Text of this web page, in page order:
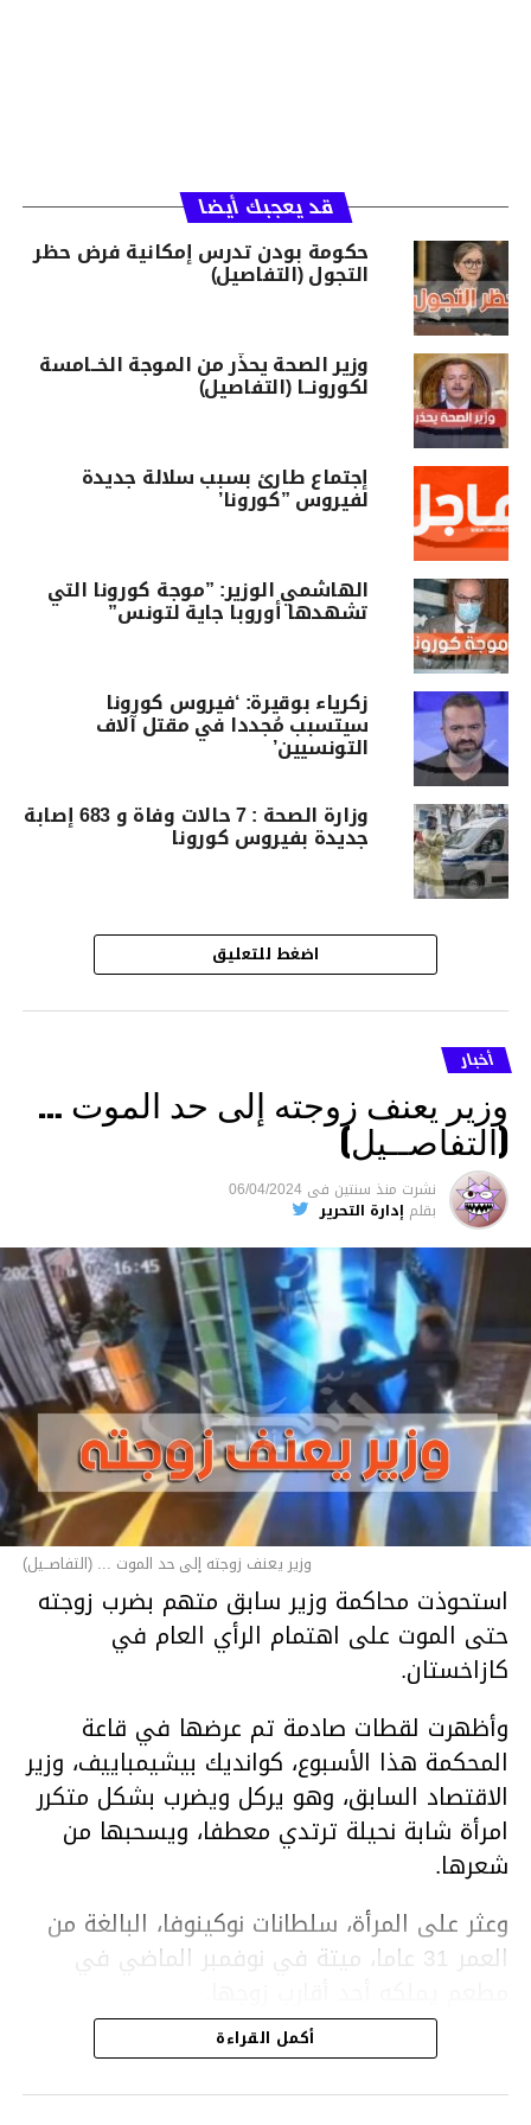
قد يعجبك أيضا
حكومة بودن تدرس إمكانية فرض حظر
التجول (التفاصيل)
وزير الصحة يحذّر من الموجة الخــامسة
لكورونــا (التفاصيل)
إجتماع طارئ بسبب سلالة جديدة
لفيروس ”كورونا’
الهاشمي الوزير: ”موجة كورونا التي
تشهدها أوروبا جاية لتونس”
زكرياء بوقيرة: ‘فيروس كورونا
سيتسبب مُجددا في مقتل آلاف
التونسيين’
وزارة الصحة : 7 حالات وفاة و 683 إصابة
جديدة بفيروس كورونا
اضغط للتعليق
أخبار
وزير يعنف زوجته إلى حد الموت …
(التفاصــيل)
نشرت منذ سنتين فى 06/04/2024
بقلم إدارة التحرير
وزير يعنف زوجته إلى حد الموت ... (التفاصــيل)
استحوذت محاكمة وزير سابق متهم بضرب زوجته
حتى الموت على اهتمام الرأي العام في
كازاخستان.
وأظهرت لقطات صادمة تم عرضها في قاعة
المحكمة هذا الأسبوع، كوانديك بيشيمباييف، وزير
الاقتصاد السابق، وهو يركل ويضرب بشكل متكرر
امرأة شابة نحيلة ترتدي معطفا، ويسحبها من
شعرها.
وعثر على المرأة، سلطانات نوكينوفا، البالغة من
العمر 31 عاما، ميتة في نوفمبر الماضي في
ووفقا لتقرير الطبيب الشرعي، توفيت نوكينوفا
متأثرة بصدمة في الدماغ، وكانت إحدى عظام
أكمل القراءة